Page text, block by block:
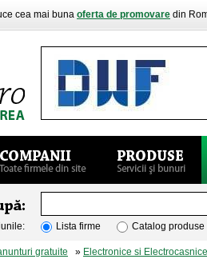
cea mai buna oferta de promovare din
Lista firme Catalog produse
gratuite » Electronice si Electrocasnice